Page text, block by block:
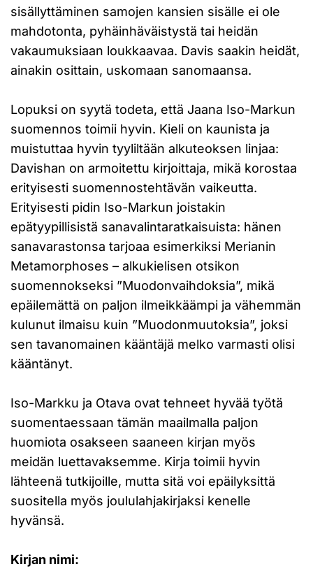
sisällyttäminen samojen kansien sisälle ei ole
mahdotonta, pyhäinhäväistystä tai heidän
vakaumuksiaan loukkaavaa. Davis saakin heidät,
ainakin osittain, uskomaan sanomaansa.
Lopuksi on syytä todeta, että Jaana Iso-Markun
suomennos toimii hyvin. Kieli on kaunista ja
muistuttaa hyvin tyyliltään alkuteoksen linjaa:
Davishan on armoitettu kirjoittaja, mikä korostaa
erityisesti suomennostehtävän vaikeutta.
Erityisesti pidin Iso-Markun joistakin
epätyypillisistä sanavalintaratkaisuista: hänen
sanavarastonsa tarjoaa esimerkiksi Merianin
Metamorphoses – alkukielisen otsikon
suomennokseksi ”Muodonvaihdoksia”, mikä
epäilemättä on paljon ilmeikkäämpi ja vähemmän
kulunut ilmaisu kuin ”Muodonmuutoksia”, joksi
sen tavanomainen kääntäjä melko varmasti olisi
kääntänyt.
Iso-Markku ja Otava ovat tehneet hyvää työtä
suomentaessaan tämän maailmalla paljon
huomiota osakseen saaneen kirjan myös
meidän luettavaksemme. Kirja toimii hyvin
lähteenä tutkijoille, mutta sitä voi epäilyksittä
suositella myös joululahjakirjaksi kenelle
hyvänsä.
Kirjan nimi: